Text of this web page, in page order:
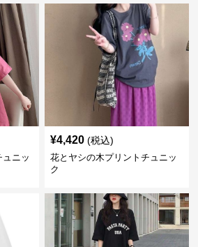
ニッ
¥4,420 (税込)
花とヤシの木プリントチュニッ
ク